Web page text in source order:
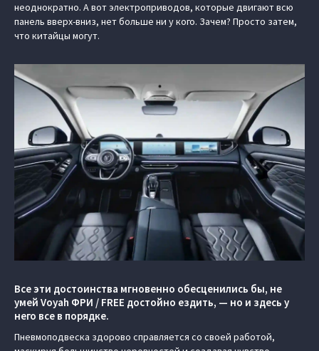
неоднократно. А вот электроприводов, которые двигают всю
панель вверх-вниз, нет больше ни у кого. Зачем? Просто затем,
что китайцы могут.
Все эти достоинства мгновенно обесценились бы, не
умей Voyah ФРИ / FREE достойно ездить, — но и здесь у
него все в порядке.
Пневмоподвеска здорово справляется со своей работой,